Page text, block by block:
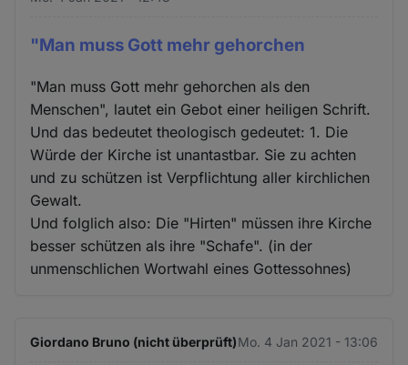
"Man muss Gott mehr gehorchen
"Man muss Gott mehr gehorchen als den
Menschen", lautet ein Gebot einer heiligen Schrift.
Und das bedeutet theologisch gedeutet: 1. Die
Würde der Kirche ist unantastbar. Sie zu achten
und zu schützen ist Verpflichtung aller kirchlichen
Gewalt.
Und folglich also: Die "Hirten" müssen ihre Kirche
besser schützen als ihre "Schafe". (in der
unmenschlichen Wortwahl eines Gottessohnes)
Giordano Bruno (nicht überprüft)Mo. 4 Jan 2021 - 13:06